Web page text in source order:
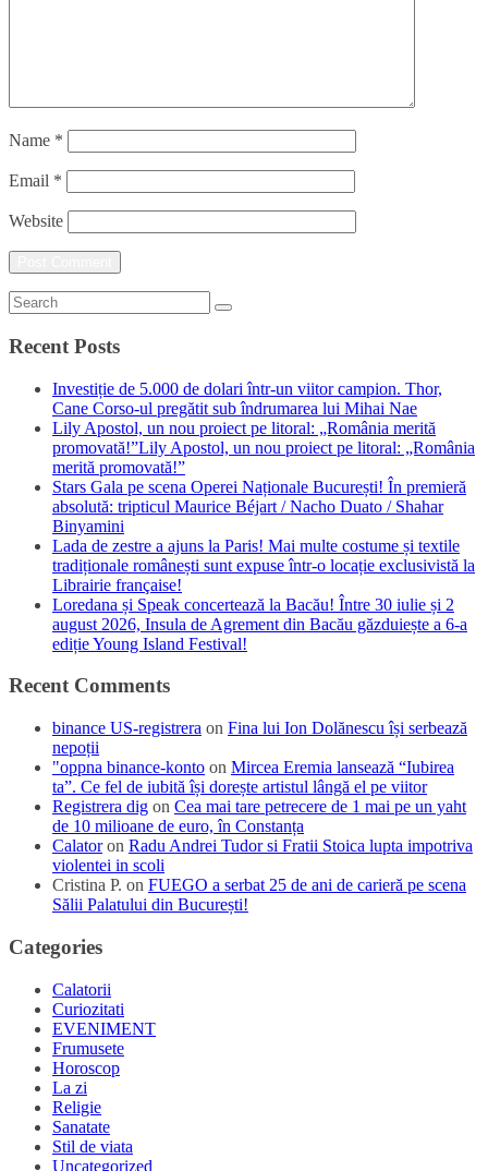
Name *
Email *
Website
Recent Posts
Investiție de 5.000 de dolari într-un viitor campion. Thor,
Cane Corso-ul pregătit sub îndrumarea lui Mihai Nae
Lily Apostol, un nou proiect pe litoral: „România merită
promovată!”Lily Apostol, un nou proiect pe litoral: „România
merită promovată!”
Stars Gala pe scena Operei Naționale București! În premieră
absolută: tripticul Maurice Béjart / Nacho Duato / Shahar
Binyamini
Lada de zestre a ajuns la Paris! Mai multe costume și textile
tradiționale românești sunt expuse într-o locație exclusivistă la
Librairie française!
Loredana și Speak concertează la Bacău! Între 30 iulie și 2
august 2026, Insula de Agrement din Bacău găzduiește a 6-a
ediție Young Island Festival!
Recent Comments
binance US-registrera on Fina lui Ion Dolănescu își serbează
nepoții
"oppna binance-konto on Mircea Eremia lansează “Iubirea
ta”. Ce fel de iubită își dorește artistul lângă el pe viitor
Registrera dig on Cea mai tare petrecere de 1 mai pe un yaht
de 10 milioane de euro, în Constanța
Calatoron Radu Andrei Tudor si Fratii Stoica lupta impotriva
violentei in scoli
Cristina P. on FUEGO a serbat 25 de ani de carieră pe scena
Sălii Palatului din București!
Categories
Calatorii
Curiozitati
EVENIMENT
Frumusete
Horoscop
La zi
Religie
Sanatate
Stil de viata
Uncategorized